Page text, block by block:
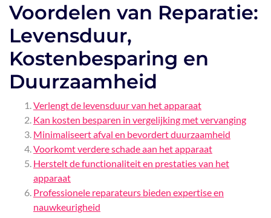
Voordelen van Reparatie:
Levensduur,
Kostenbesparing en
Duurzaamheid
Verlengt de levensduur van het apparaat
Kan kosten besparen in vergelijking met vervanging
Minimaliseert afval en bevordert duurzaamheid
Voorkomt verdere schade aan het apparaat
Herstelt de functionaliteit en prestaties van het
apparaat
Professionele reparateurs bieden expertise en
nauwkeurigheid